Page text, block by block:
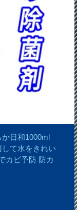
日和1000ml
て水をきれい
カビ予防 防カ